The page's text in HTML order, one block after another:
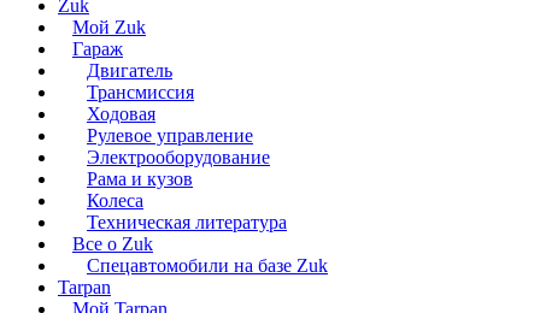
Zuk
Мой Zuk
Гараж
Двигатель
Трансмиссия
Ходовая
Рулевое управление
Электрооборудование
Рама и кузов
Колеса
Техническая литература
Все о Zuk
Спецавтомобили на базе Zuk
Tarpan